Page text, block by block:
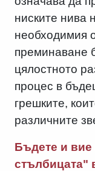
ниските нива
необходимия
преминаване
цялостното
процес в
грешките,
различните
Бъдете и вие
стълбицата"